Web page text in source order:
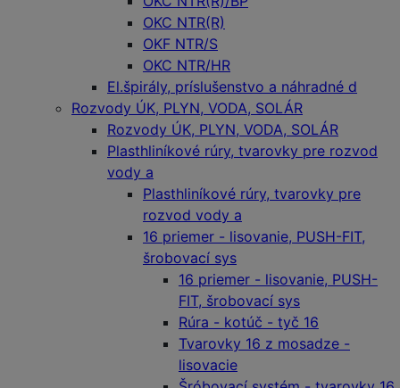
OKC NTR(R)
OKF NTR/S
OKC NTR/HR
El.špirály, príslušenstvo a náhradné d
Rozvody ÚK, PLYN, VODA, SOLÁR
Rozvody ÚK, PLYN, VODA, SOLÁR
Plasthliníkové rúry, tvarovky pre rozvod
vody a
Plasthliníkové rúry, tvarovky pre
rozvod vody a
16 priemer - lisovanie, PUSH-FIT,
šrobovací sys
16 priemer - lisovanie, PUSH-
FIT, šrobovací sys
Rúra - kotúč - tyč 16
Tvarovky 16 z mosadze -
lisovacie